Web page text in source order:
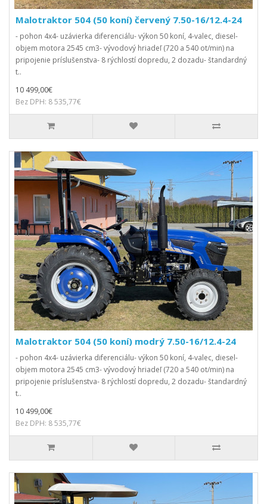
Malotraktor 504 (50 koní) červený 7.50-16/12.4-24
- pohon 4x4- uzávierka diferenciálu- výkon 50 koní, 4-valec, diesel-
objem motora 2545 cm3- vývodový hriadeľ (720 a 540 ot/min) na
pripojenie príslušenstva- 8 rýchlostí dopredu, 2 dozadu- štandardný
t..
10 499,00€
Bez DPH: 8 535,77€
Malotraktor 504 (50 koní) modrý 7.50-16/12.4-24
- pohon 4x4- uzávierka diferenciálu- výkon 50 koní, 4-valec, diesel-
objem motora 2545 cm3- vývodový hriadeľ (720 a 540 ot/min) na
pripojenie príslušenstva- 8 rýchlostí dopredu, 2 dozadu- štandardný
t..
10 499,00€
Bez DPH: 8 535,77€